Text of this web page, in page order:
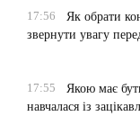
17:56
Як обрати
звернути увагу
17:55
Якою має
навчалася із